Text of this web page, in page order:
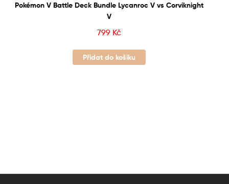
Pokémon V Battle Deck Bundle Lycanroc V vs Corviknight
V
799 Kč
Přidat do košíku